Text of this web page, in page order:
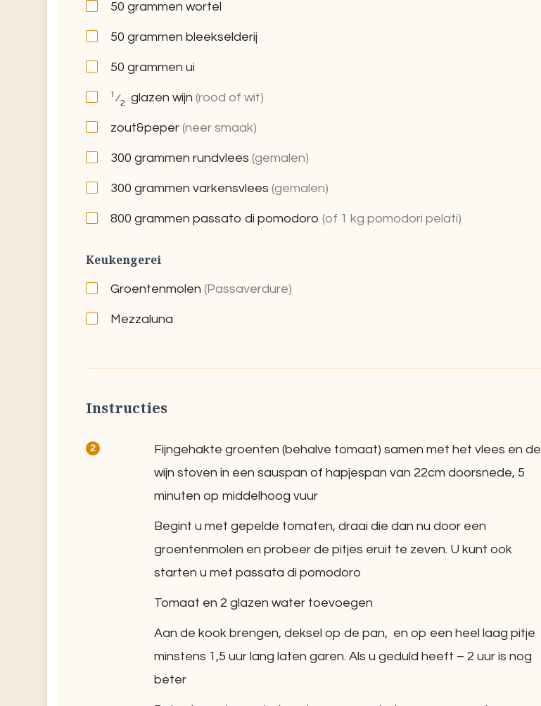
50 grammen wortel
50 grammen bleekselderij
50 grammen ui
1 ⁄2 glazen wijn(rood of wit)
zout&peper(neer smaak)
300 grammen rundvlees(gemalen)
300 grammen varkensvlees(gemalen)
800 grammen passato di pomodoro(of 1 kg pomodori pelati)
Keukengerei
Groentenmolen(Passaverdure)
Mezzaluna
Instructies
Fijngehakte groenten (behalve tomaat) samen met het vlees en de
wijn stoven in een sauspan of hapjespan van 22cm doorsnede, 5
minuten op middelhoog vuur
Begint u met gepelde tomaten, draai die dan nu door een
groentenmolen en probeer de pitjes eruit te zeven. U kunt ook
starten u met passata di pomodoro
Tomaat en 2 glazen water toevoegen
Aan de kook brengen, deksel op de pan, en op een heel laag pitje
minstens 1,5 uur lang laten garen. Als u geduld heeft – 2 uur is nog
beter